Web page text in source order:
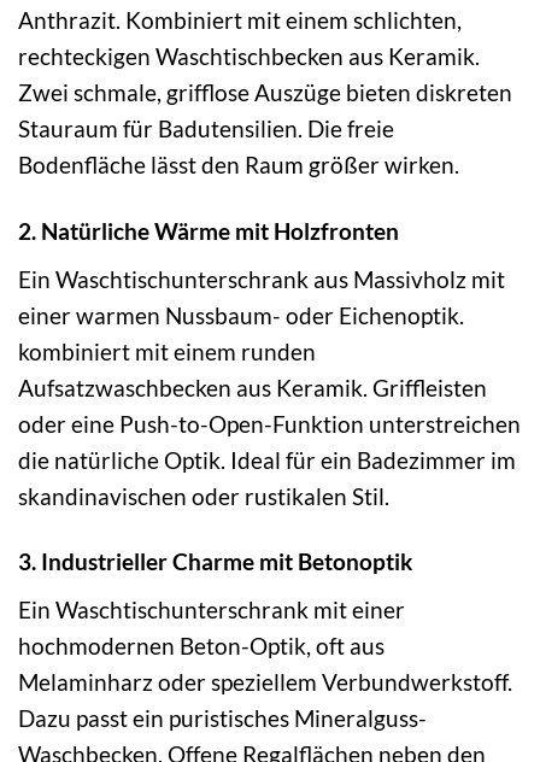
Anthrazit. Kombiniert mit einem schlichten,
rechteckigen Waschtischbecken aus Keramik.
Zwei schmale, grifflose Auszüge bieten diskreten
Stauraum für Badutensilien. Die freie
Bodenfläche lässt den Raum größer wirken.
2. Natürliche Wärme mit Holzfronten
Ein Waschtischunterschrank aus Massivholz mit
einer warmen Nussbaum- oder Eichenoptik.
kombiniert mit einem runden
Aufsatzwaschbecken aus Keramik. Griffleisten
oder eine Push-to-Open-Funktion unterstreichen
die natürliche Optik. Ideal für ein Badezimmer im
skandinavischen oder rustikalen Stil.
3. Industrieller Charme mit Betonoptik
Ein Waschtischunterschrank mit einer
hochmodernen Beton-Optik, oft aus
Melaminharz oder speziellem Verbundwerkstoff.
Dazu passt ein puristisches Mineralguss-
Waschbecken. Offene Regalflächen neben den